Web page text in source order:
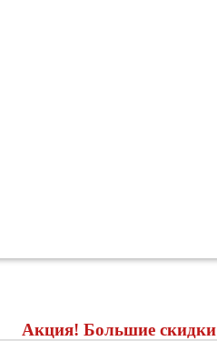
Акция! Большие скидки